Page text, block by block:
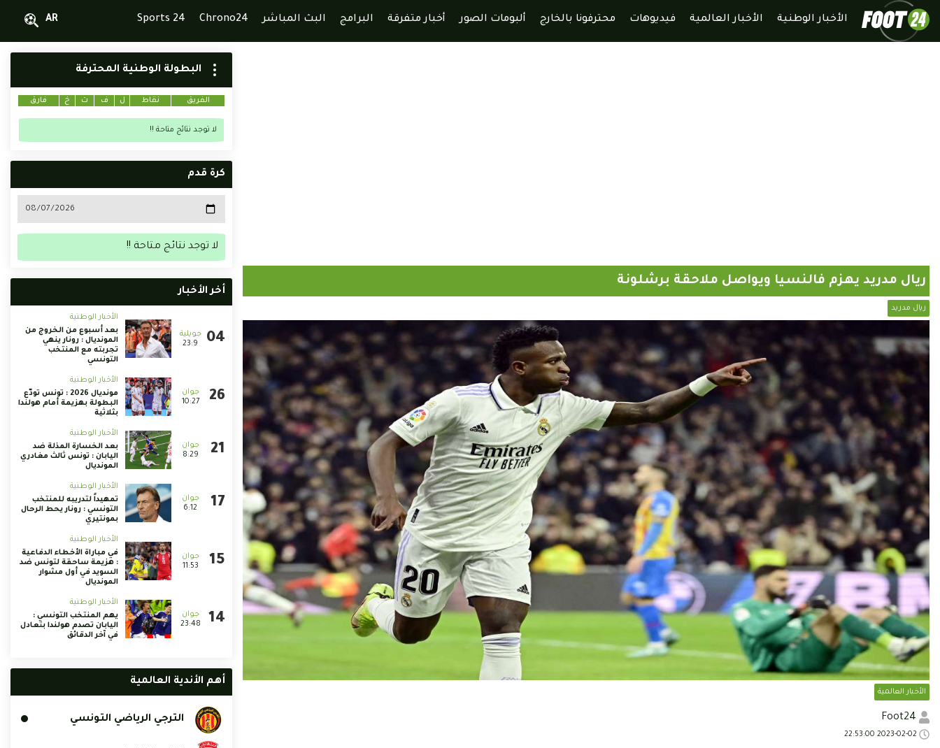
الأخبار الوطنية الأخبار العالمية فيديوهات محترفونا بالخارج ألبومات الصور أخبار متفرقة البرامج البث المباشر Chrono24
Sports 24
AR
ريال مدريد يهزم فالنسيا ويواصل ملاحقة برشلونة
ريال مدريد
الأخبار العالمية
البطولة الوطنية المحترفة
الفريق نقاط ل ف ت خ فارق
لا توجد نتائج متاحة !!
كرة قدم
لا توجد نتائج متاحة !!
أخر الأخبار
23:9
الأخبار الوطنية
بعد أسبوع من الخروج من
المونديال : رونار ينهي
تجربته مع المنتخب
التونسي
10:27
الأخبار الوطنية
مونديال 2026 : تونس تودّع
البطولة بهزيمة أمام هولندا
بثلاثية
8:29
الأخبار الوطنية
بعد الخسارة المذلة ضد
اليابان : تونس ثالث مغادري
المونديال
6:12
الأخبار الوطنية
تمهيداً لتدريبه للمنتخب
التونسي : رونار يحط الرحال
بمونتيري
11:53
الأخبار الوطنية
في مباراة الأخطاء الدفاعية
: هزيمة ساحقة لتونس ضد
السويد في أول مشوار
المونديال
23:48
الأخبار الوطنية
يهم المنتخب التونسي :
اليابان تصدم هولندا بتعادل
في آخر الدقائق
أهم الأندية العالمية
الترجي الرياضي التونسي